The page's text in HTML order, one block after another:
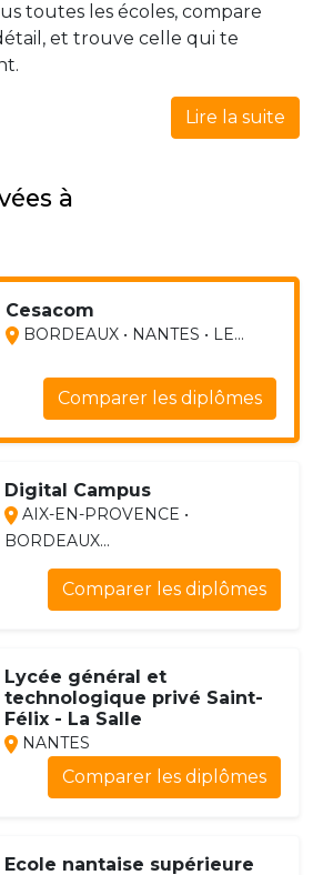
toutes les écoles, compare
et trouve celle qui te
Lire la suite
à
Cesacom
BORDEAUX • NANTES • LE...
Comparer les diplômes
Digital Campus
AIX-EN-PROVENCE •
BORDEAUX...
Comparer les diplômes
Lycée général et
technologique privé Saint-
Félix - La Salle
NANTES
Comparer les diplômes
Ecole nantaise supérieure